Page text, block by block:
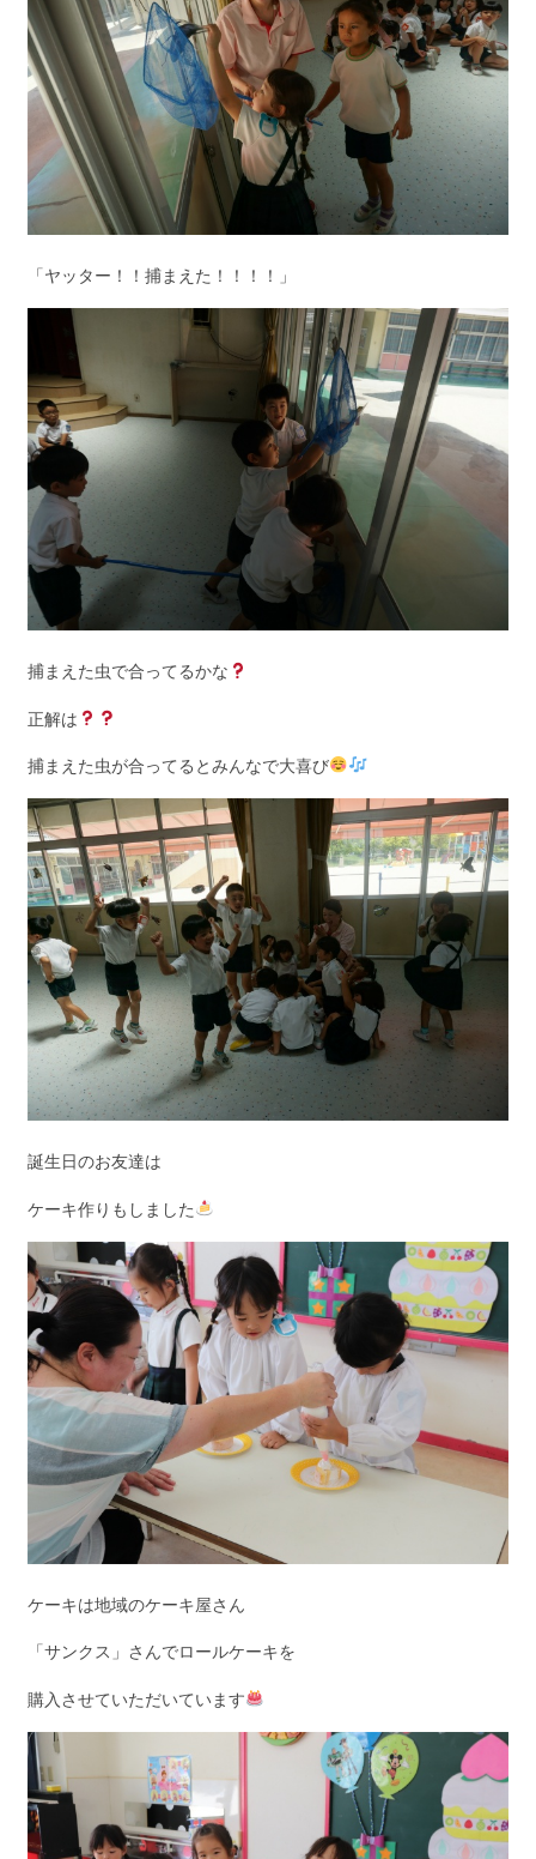
「ヤッター！！捕まえた！！！！」
捕まえた虫で合ってるかな
正解は
捕まえた虫が合ってるとみんなで大喜び
誕生日のお友達は
ケーキ作りもしました
ケーキは地域のケーキ屋さん
「サンクス」さんでロールケーキを
購入させていただいています